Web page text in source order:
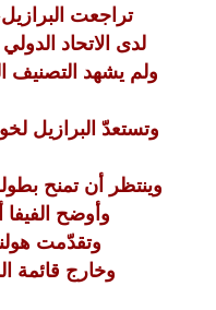
تراجعت البرازيل، الدولة المُضيفة
لدى الاتحاد
ولم يشهد التصنيف
وتستعدّ البرازيل
وينتظر أن تمنح
وأوضح
وتقدّمت
وخارج قائمة